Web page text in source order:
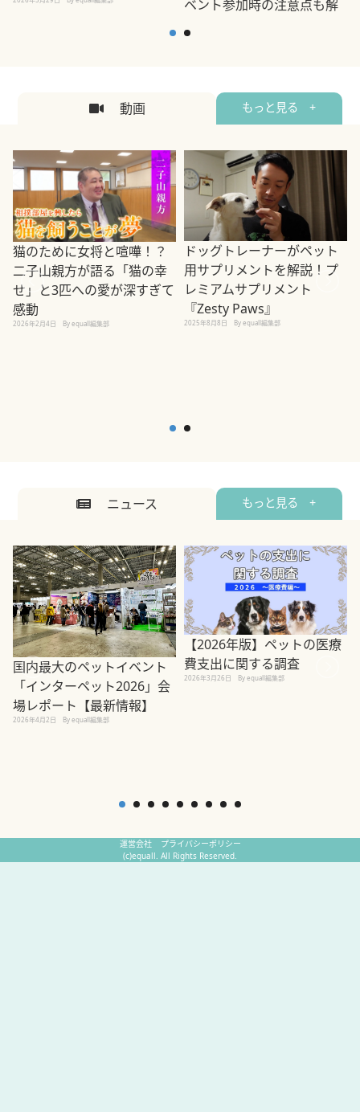
ベント参加時の注意点も解
2026年5月12日
動画 もっと見る +
猫のために女将と喧嘩！？
二子山親方が語る「猫の幸
せ」と3匹への愛が深すぎて
感動
2026年2月4日 By equall編集部
ドッグトレーナーがペット
用サプリメントを解説！プ
レミアムサプリメント
『Zesty Paws』
2025年8月8日 By equall編集部
ニュース もっと見る +
国内最大のペットイベント
「インターペット2026」会
場レポート【最新情報】
2026年4月2日 By equall編集部
【2026年版】ペットの医療
費支出に関する調査
2026年3月26日 By equall編集部
運営会社
プライバシーポリシー
(c)equall. All Rights Reserved.